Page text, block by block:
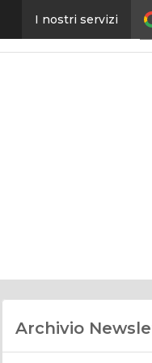
I nostri servizi
Archivio